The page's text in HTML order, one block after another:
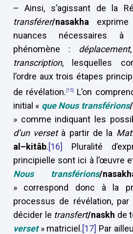
– Ainsi, s’agissant de la
transférer/nasakha exprime
nuances nécessaires à
phénomène : déplacement
transcription, lesquelles
l’ordre aux trois étapes
de révélation. [15]
L’on
initial « que Nous transférions
» comme indiquant les
d’un versetà partir de la
al–kitâb.[16]
Pluralité
principielle sont ici à l’œuvre
Nous transférions/
» correspond donc à la
processus de révélation, par
décider le transfert/naskh de
verset » matriciel.[17] Par